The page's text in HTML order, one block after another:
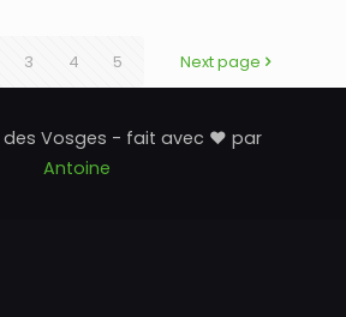
3 4 5 Next page
des Vosges - fait avec ♥ par
Antoine